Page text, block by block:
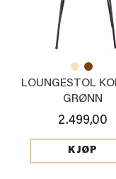
LOUNGESTOL
GRØNN
2.499,00
KJØP